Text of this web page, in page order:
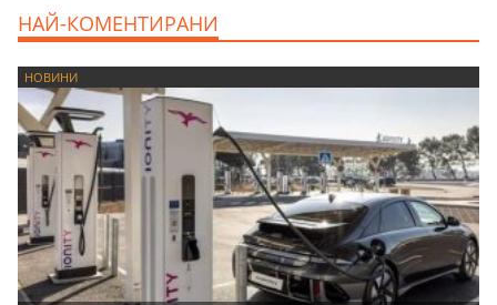
НАЙ-КОМЕНТИРАНИ
НОВИНИ